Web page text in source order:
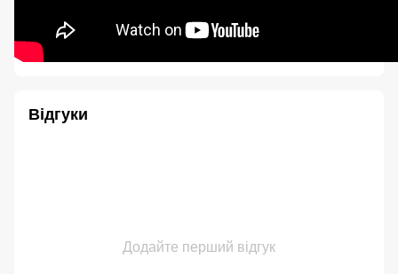
Відгуки
Додайте перший відгук